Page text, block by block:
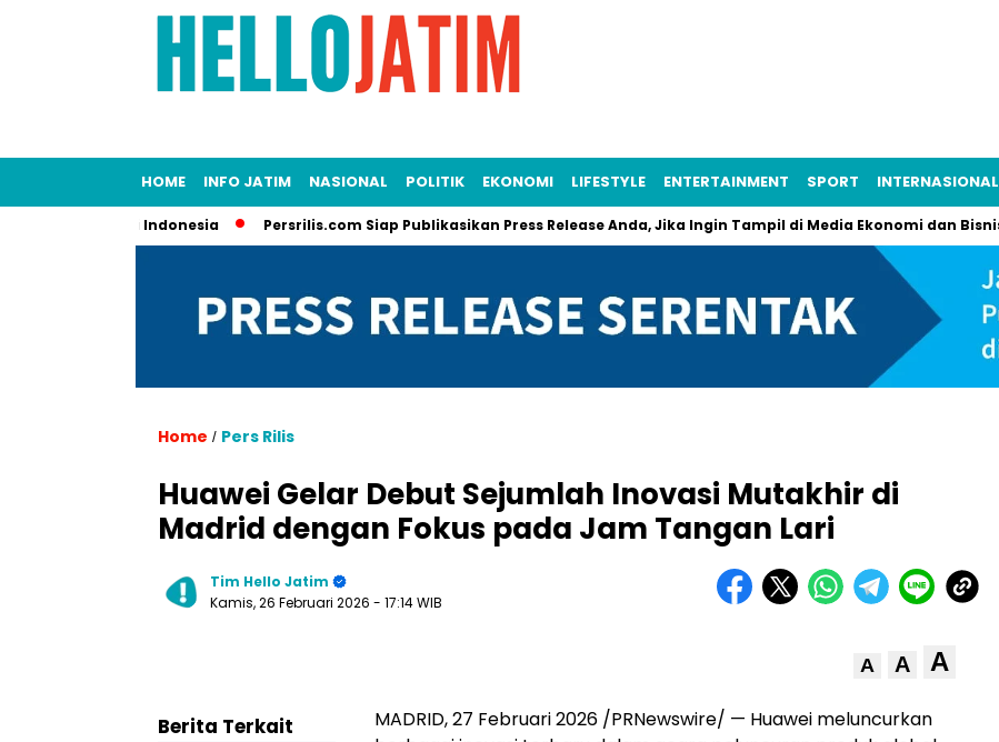
HOME INFO JATIM NASIONAL POLITIK EKONOMI LIFESTYLE ENTERTAINMENT SPORT INTERNASIONAL
Produk di Indonesia Persrilis.com Siap Publikasikan Press Release Anda, Jika Ingin Tampil di Media Ekonomi dan Bisnis
Home / Pers Rilis
Huawei Gelar Debut Sejumlah Inovasi Mutakhir di
Madrid dengan Fokus pada Jam Tangan Lari
Tim Hello Jatim
Kamis, 26 Februari 2026 - 17:14 WIB
A A A
MADRID,27 Februari 2026 /PRNewswire/ — Huawei meluncurkan
Berita Terkait